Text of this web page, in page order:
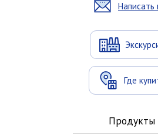
Написать
Где
Продукты